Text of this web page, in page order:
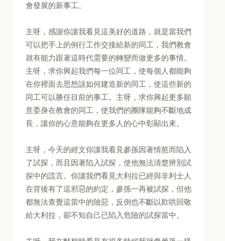
會發展的新事工。
主呀，感謝你讓我看見這美好的道路，就是當我們
可以把手上的例行工作交接給新的同工，我們教會
就有能力跟著這時代需要的轉變而做更多的事情。
主呀，求你興起我們每一位同工，使每個人都能夠
在你裡面去思想該如何建造新的同工，使這些新的
同工可以勝任目前的事工。主呀，求你興起更多願
意委身在教會的同工，使我們的團隊能夠不斷地成
長，讓你的心意能夠在更多人的心中彰顯出來。
主呀，今天的經文你讓我看見參孫因著情慾而陷入
了試探，而且因著陷入試探，使他無法清楚辨別試
探中的謊言。你讓我們看見大利拉已經與非利士人
在背後有了這邪惡的約定，參孫一再被試探，但他
都無法查覺這當中的險惡，反倒也不斷以欺哄回敬
給大利拉，卻不知自己已陷入危險的試探當中。